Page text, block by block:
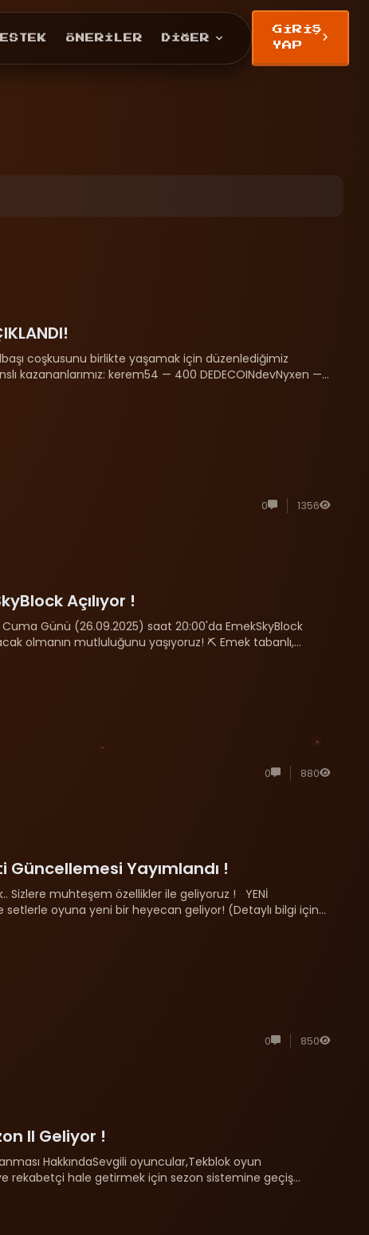
ÖNERILER DIĞER
GIRIŞ
YAP
coşkusunu birlikte yaşamak için düzenlediğimiz
kazananlarımız: kerem54 — 400 DEDECOINdevNyxen —
0 1356
Açılıyor !
Günü (26.09.2025) saat 20:00'da EmekSkyBlock
olmanın mutluluğunu yaşıyoruz! ⛏️ Emek tabanlı,
0 880
Güncellemesi Yayımlandı !
Sizlere muhteşem özellikler ile geliyoruz ! YENİ
setlerle oyuna yeni bir heyecan geliyor! (Detaylı bilgi için
0 850
II Geliyor !
HakkındaSevgili oyuncular,Tekblok oyun
rekabetçi hale getirmek için sezon sistemine geçiş
sisteminin temel amacı oyun sürdürülebilirl......